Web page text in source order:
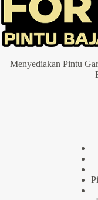
Menyediakan Pintu